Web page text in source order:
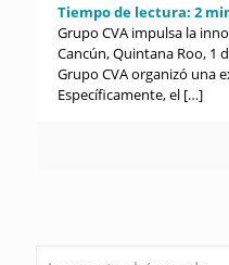
Tiempo de lectura: 2
Grupo CVA impulsa la
Cancún, Quintana Roo, 1
Grupo CVA organizó una
Específicamente, el […]